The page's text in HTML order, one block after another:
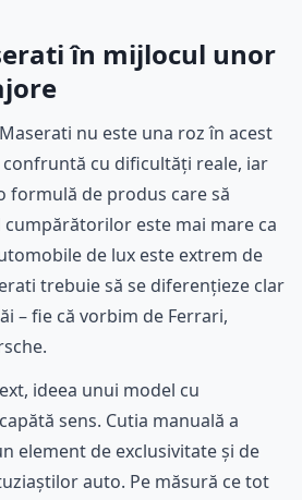
în mijlocul unor
nu este una roz în acest
cu dificultăți reale, iar
formulă de produs care să
este mai mare ca
de lux este extrem de
trebuie să se diferențieze clar
– fie că vorbim de Ferrari,
ideea unui model cu
sens. Cutia manuală a
element de exclusivitate și de
auto. Pe măsură ce tot